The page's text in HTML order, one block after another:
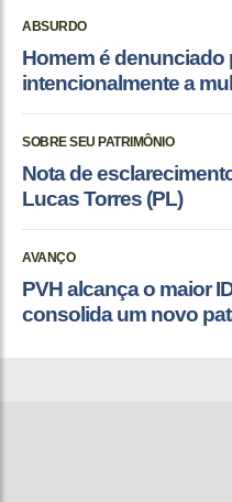
ABSURDO
Homem é denunciado
intencionalmente a
SOBRE SEU PATRIMÔNIO
Nota de
Lucas Torres (PL)
AVANÇO
PVH alcança o maior
consolida um novo